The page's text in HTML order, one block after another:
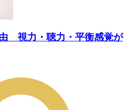
視力・聴力・平衡感覚が